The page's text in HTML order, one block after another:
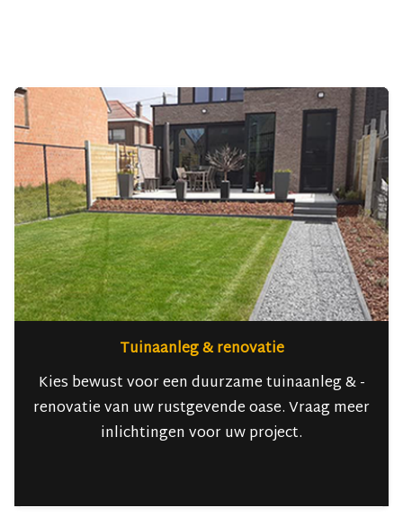
Tuinaanleg & renovatie
Kies bewust voor een duurzame tuinaanleg & -
renovatie van uw rustgevende oase. Vraag meer
inlichtingen voor uw project.